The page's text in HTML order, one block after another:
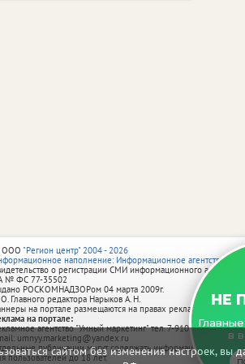
сайтом без изменения настроек, вы
НЕ
в
"Регион центр" 2004 - 2026
наполнение: Информационное агентство
о регистрации СМИ информационного агентства
№ ФС 77‑35502
РОСКОМНАДЗОРом 04 марта 2009г.
Главного редактора Нарыков А. Н.
на портале размещаются на правах рекламы.
на портале:
агентство "Умный маркетинг" тел. 7-910-267-70-40,
umnyy.marketing@yandex.ru
публикации могут содержать информацию, не
пользователей до 18 лет.